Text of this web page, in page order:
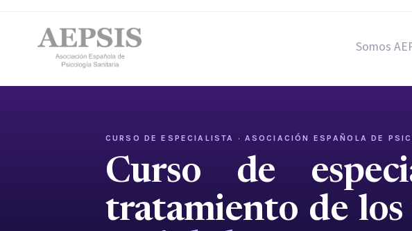
Somos
CURSO DE ESPECIALISTA · ASOCIACIÓN ESPAÑOLA DE
Curso de
tratamiento de